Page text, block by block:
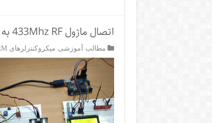
اتصال ماژول 433Mhz RF به STM32
مطالب آموزشی میکروکنترلرهای ARM